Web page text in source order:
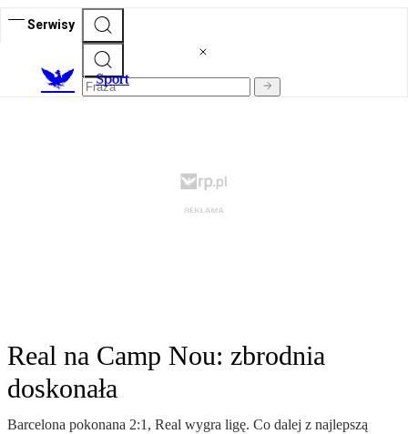
Serwisy
Sport
Real na Camp Nou: zbrodnia
doskonała
Barcelona pokonana 2:1, Real wygra ligę. Co dalej z najlepszą